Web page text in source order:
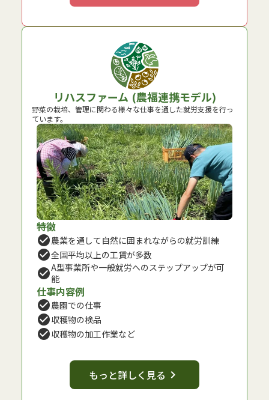
リハスファーム (農福連携モデル)
野菜の栽培、管理に関わる様々な仕事を通した就労支援を行っ
ています。
特徴
check_circle農業を通して自然に囲まれながらの就労訓練
check_circle全国平均以上の工賃が多数
check_circleA型事業所や一般就労へのステップアップが可
能
仕事内容例
check_circle農園での仕事
check_circle収穫物の検品
check_circle収穫物の加工作業など
もっと詳しく見る keyboard_arrow_right